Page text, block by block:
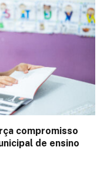
compromisso
de ensino